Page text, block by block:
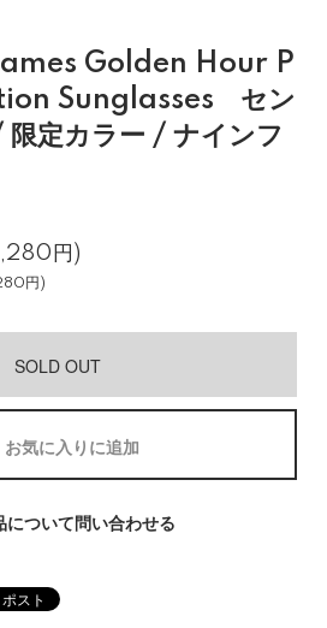
Golden Hour P
Sunglasses セン
限定カラー / ナインフ
円)
円)
SOLD OUT
お気に入りに追加
について問い合わせる